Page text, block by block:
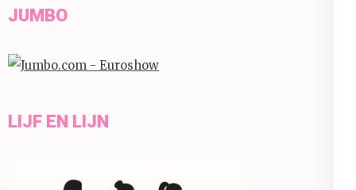
JUMBO
LIJF EN LIJN